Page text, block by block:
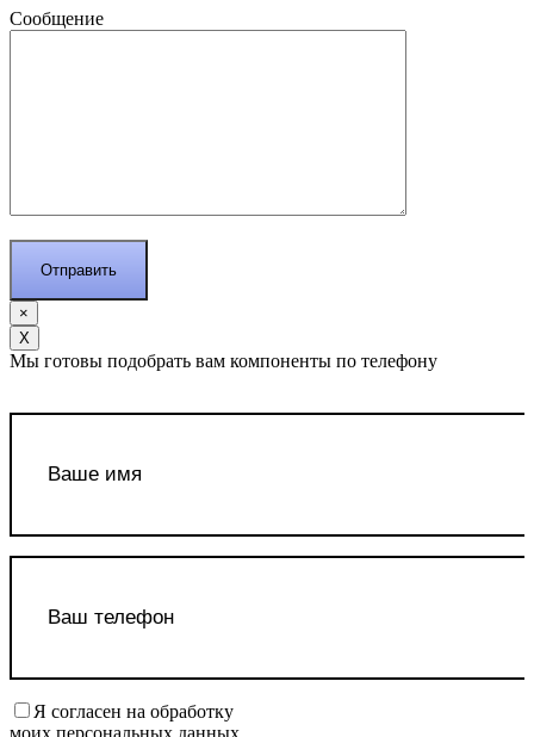
Сообщение
×
Х
Мы готовы подобрать вам компоненты по телефону
Я согласен на обработку
моих персональных данных